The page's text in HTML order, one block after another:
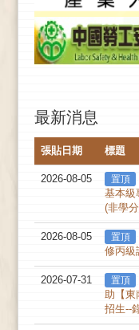
最新消息
張貼日期 標題
2026-08-05 置頂
基本級
(非學
2026-08-05 置頂
修丙級
2026-07-31 置頂
助【東
招生--